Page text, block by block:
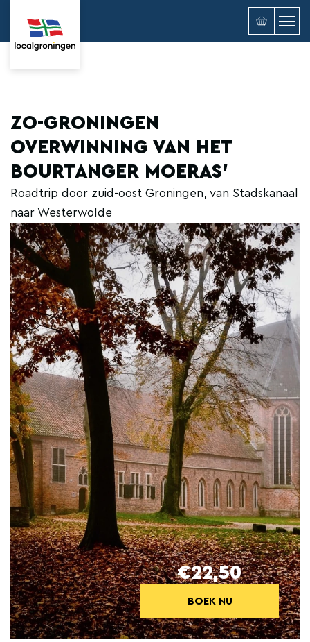
ZO-GRONINGEN
OVERWINNING VAN HET
BOURTANGER MOERAS'
Roadtrip door zuid-oost Groningen, van Stadskanaal
naar Westerwolde
€22,50
BOEK NU